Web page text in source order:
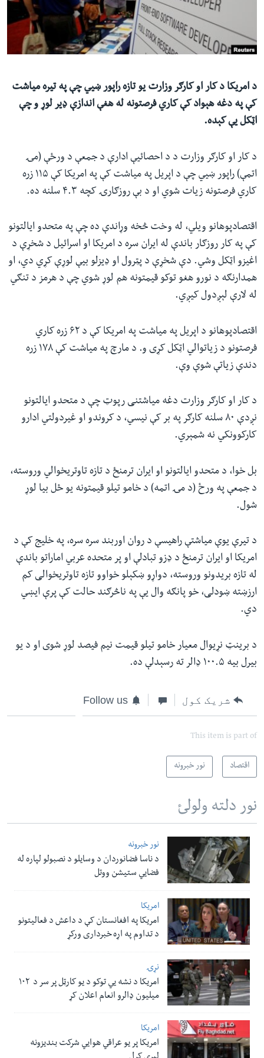
ځای
شئ
له مونږ سره په تماس کې پاتې شئ
ژبې
د امریکا د کار او کارګر وزارت یو تازه راپور ښيي چې په تیره میاشت
کې په دغه هېواد کې کاري فرصتونه له هغې اندازې ډیر لوړ و چې
اټکل یې کېده.
د کار او کارګر وزارت د د احصائیې ادارې د جمعې د ورځې (مۍ
اتمې) راپور ښيي چې د اپریل په میاشت کې په امریکا کې ۱۱۵ زره
کاري فرصتونه زیات شوي او د بې روزګارۍ کچه ۴.۳ سلنه ده.
اقتصادپوهانو ویلي، له وخت څخه وړاندې ده چې په متحدو ایالتونو
کې په کار روزګار باندې له ایران سره د امریکا او اسرائیل د شخړې د
اغیزو اټکل وشي. دې شخړې د پټرول او ډیزلو بیې لوړې کړي دي، او
همدارنګه د نورو هغو توکو قیمتونه هم لوړ شوي چې د هرمز د تنګي
له لارې لېږدول کیږي.
اقتصادپوهانو د اپریل په میاشت په امریکا کې د ۶۲ زره کاري
فرصتونو د زیاتوالي اټکل کړی و. د مارچ په میاشت کې ۱۷۸ زره
دندې زیاتې شوې وې.
د کار او کارګر وزارت دغه میاشتنی رپوټ چې د متحدو ایالتونو
نږدې ۸۰ سلنه کارګر په بر کې نیسي، د کروندو او غیردولتي ادارو
کارکوونکي نه شمېري.
بل خوا، د متحدو ایالتونو او ایران ترمنځ د تازه تاوتریخوالي وروسته،
د جمعې په ورځ (د مۍ اتمه) د خامو تیلو قیمتونه یو ځل بیا لوړ
شول.
د تیرې یوې میاشتې راهیسې د روان اوربند سره سره، په خليج کې د
امریکا او ایران ترمنځ د ډزو تبادلې او پر متحده عربي اماراتو باندې
له تازه بریدونو وروسته، دواړو ښکېلو خواوو تازه تاوتریخوالی کم
ارزښته ښودلی، خو پانګه وال یې په ناڅرګند حالت کې پرې ایښي
دي.
د برینټ نړیوال معیار خامو تیلو قیمت نیم فیصد لوړ شوی او د یو
بیرل بیه ۱۰۰.۵ ډالر ته رسېدلې ده.
شریک کول Follow us
This item is part of
اقتصاد نور خبرونه
نور دلته ولولئ
نور خبرونه
د ناسا فضانوردان د وسایلو د نصبولو لپاره له
فضایي ستیشن ووتل
امریکا
امریکا په افغانستان کې د داعش د فعالیتونو
د تداوم په اړه خبرداری ورکړ
نړۍ
امریکا د نشه یي توکو د یو کارټل پر سر د ۱۰۲
میلیون ډالرو انعام اعلان کړ
امریکا
امریکا پر یو عراقي هوایي شرکت بندیزونه